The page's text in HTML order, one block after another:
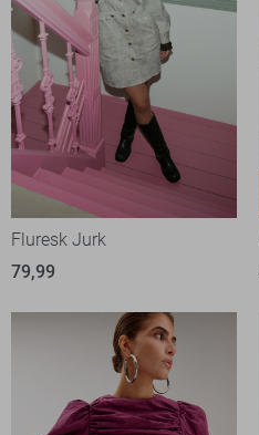
Fluresk Jurk
79,99